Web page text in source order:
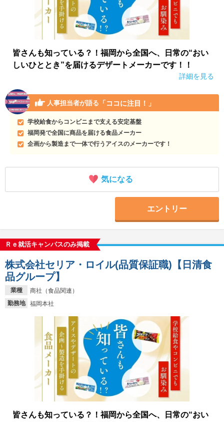
皆さんも知っている？！福岡から全国へ、日常の“おい
しいひととき”を届けるデザートメーカーです！！
詳細を見る
人事担当者が語る 「ココに注目！」
学校給食からコンビニまで支える安定基盤
福岡発で全国に商品を届ける食品メーカー
企画から製造まで一体で行うアイスのメーカーです！
気になる
エントリー
Ｒｅ就活キャンパスのみ掲載
業種
商社（食品関連）
勤務地
福岡本社
株式会社セリア・ロイル(品質保証職)【日清食
品グループ】
皆さんも知っている？！福岡から全国へ、日常の“おい